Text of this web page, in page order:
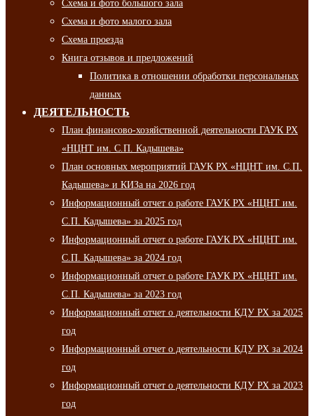
Схема и фото большого зала
Схема и фото малого зала
Схема проезда
Книга отзывов и предложений
Политика в отношении обработки персональных
данных
ДЕЯТЕЛЬНОСТЬ
План финансово-хозяйственной деятельности ГАУК РХ
«НЦНТ им. С.П. Кадышева»
План основных мероприятий ГАУК РХ «НЦНТ им. С.П.
Кадышева» и КИЗа на 2026 год
Информационный отчет о работе ГАУК РХ «НЦНТ им.
С.П. Кадышева» за 2025 год
Информационный отчет о работе ГАУК РХ «НЦНТ им.
С.П. Кадышева» за 2024 год
Информационный отчет о работе ГАУК РХ «НЦНТ им.
С.П. Кадышева» за 2023 год
Информационный отчет о деятельности КДУ РХ за 2025
год
Информационный отчет о деятельности КДУ РХ за 2024
год
Информационный отчет о деятельности КДУ РХ за 2023
год